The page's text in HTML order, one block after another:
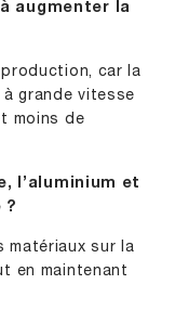
augmenter la
car la
grande vitesse
moins de
l’aluminium et
?
matériaux sur la
en maintenant